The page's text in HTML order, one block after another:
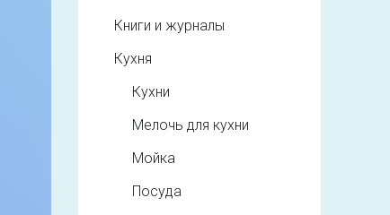
Книги и журналы
Кухня
Кухни
Мелочь для кухни
Мойка
Посуда